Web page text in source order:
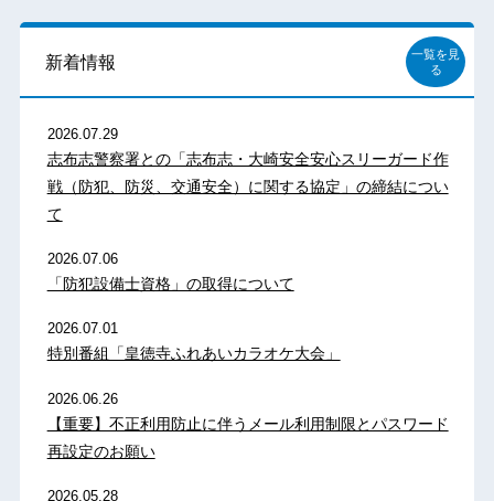
新着情報
一覧を見
る
2026.07.29
志布志警察署との「志布志・大崎安全安心スリーガード作
戦（防犯、防災、交通安全）に関する協定」の締結につい
て
2026.07.06
「防犯設備士資格」の取得について
2026.07.01
特別番組「皇徳寺ふれあいカラオケ大会」
2026.06.26
【重要】不正利用防止に伴うメール利用制限とパスワード
再設定のお願い
2026.05.28